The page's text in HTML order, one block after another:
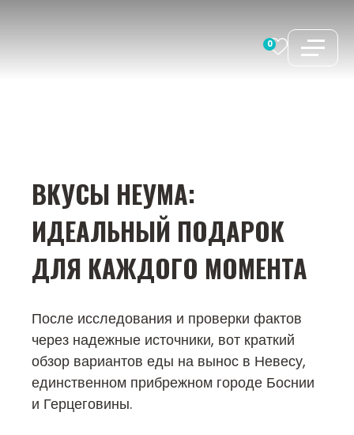
0
ВКУСЫ НЕУМА:
ИДЕАЛЬНЫЙ ПОДАРОК
ДЛЯ КАЖДОГО МОМЕНТА
После исследования и проверки фактов
через надежные источники, вот краткий
обзор вариантов еды на вынос в Невесу,
единственном прибрежном городе Боснии
и Герцеговины.